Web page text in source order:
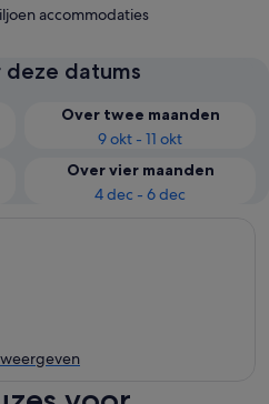
accommodaties
deze datums
Over twee maanden
9 okt - 11 okt
Over vier maanden
4 dec - 6 dec